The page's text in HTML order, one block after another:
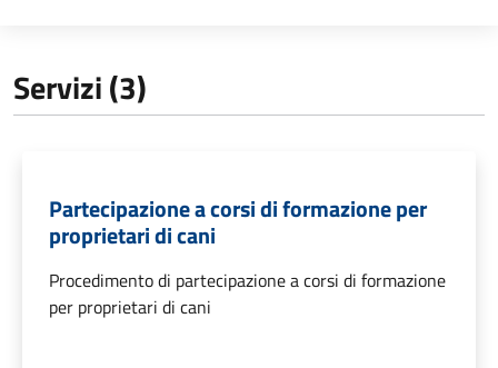
Servizi (3)
Partecipazione a corsi di formazione per
proprietari di cani
Procedimento di partecipazione a corsi di formazione
per proprietari di cani